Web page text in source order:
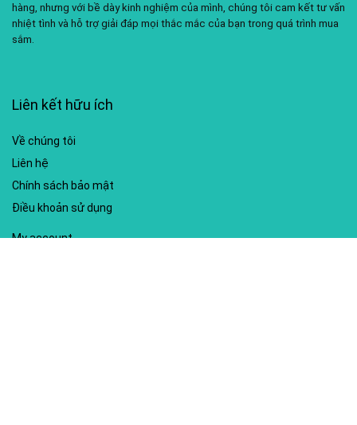
hàng, nhưng với bề dày kinh nghiệm của mình, chúng tôi cam kết tư vấn
nhiệt tình và hỗ trợ giải đáp mọi thắc mắc của bạn trong quá trình mua
sắm.
Liên kết hữu ích
Về chúng tôi
Liên hệ
Chính sách bảo mật
Điều khoản sử dụng
My account